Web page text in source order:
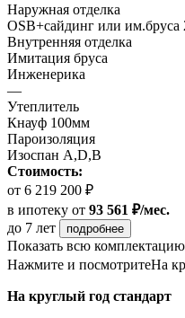
Наружная отделка
OSB+сайдинг или им.бруса
Внутренняя отделка
Имитация бруса
Инженерика
—
Утеплитель
Кнауф 100мм
Пароизоляция
Изоспан А,D,B
Стоимость:
от 6 219 200 ₽
в ипотеку от 93 561 ₽/мес.
до 7 лет
подробнее
Показать всю комплектацию
Нажмите и посмотритеНа
На круглый год стандарт